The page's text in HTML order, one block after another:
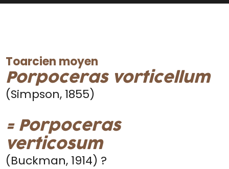
Toarcien moyen
Porpoceras vorticellum
(Simpson, 1855)
= Porpoceras
verticosum
(Buckman, 1914) ?